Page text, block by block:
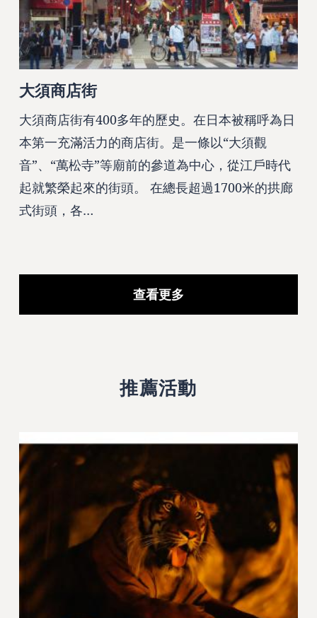
大須商店街
大須商店街有400多年的歷史。在日本被稱呼為日
本第一充滿活力的商店街。是一條以“大須觀
音”、“萬松寺”等廟前的參道為中心，從江戶時代
起就繁榮起來的街頭。 在總長超過1700米的拱廊
式街頭，各…
查看更多
推薦活動